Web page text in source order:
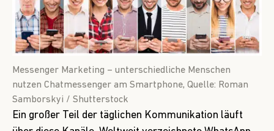
Messenger Marketing – unterschiedliche Menschen
nutzen Chatmessenger am Smartphone, Quelle: Roman
Samborskyi / Shutterstock
Ein großer Teil der täglichen Kommunikation läuft